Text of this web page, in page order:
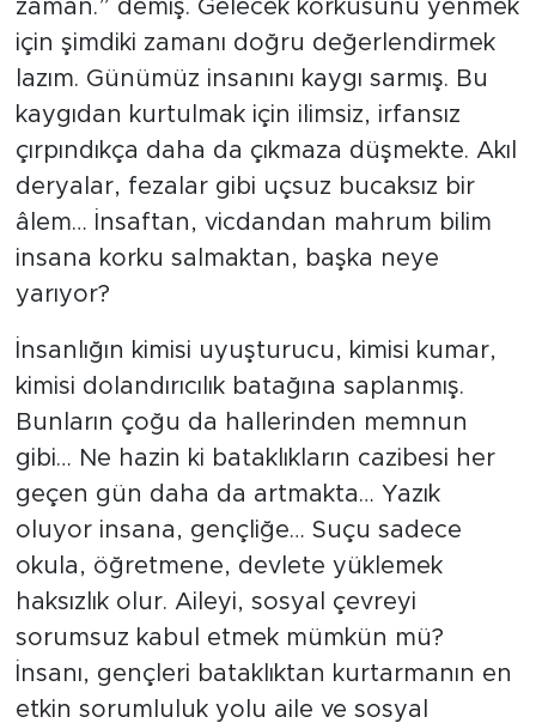
zaman.” demiş. Gelecek korkusunu yenmek
için şimdiki zamanı doğru değerlendirmek
lazım. Günümüz insanını kaygı sarmış. Bu
kaygıdan kurtulmak için ilimsiz, irfansız
çırpındıkça daha da çıkmaza düşmekte. Akıl
deryalar, fezalar gibi uçsuz bucaksız bir
âlem… İnsaftan, vicdandan mahrum bilim
insana korku salmaktan, başka neye
yarıyor?
İnsanlığın kimisi uyuşturucu, kimisi kumar,
kimisi dolandırıcılık batağına saplanmış.
Bunların çoğu da hallerinden memnun
gibi… Ne hazin ki bataklıkların cazibesi her
geçen gün daha da artmakta… Yazık
oluyor insana, gençliğe… Suçu sadece
okula, öğretmene, devlete yüklemek
haksızlık olur. Aileyi, sosyal çevreyi
sorumsuz kabul etmek mümkün mü?
İnsanı, gençleri bataklıktan kurtarmanın en
etkin sorumluluk yolu aile ve sosyal